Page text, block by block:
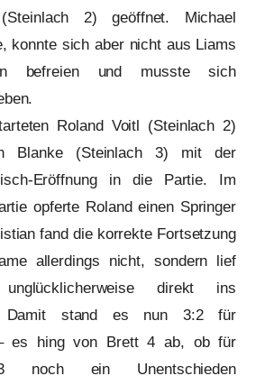
2) geöffnet. Michael
konnte sich aber nicht aus Liams
befreien und musste sich
Roland Voitl (Steinlach 2)
Blanke (Steinlach 3) mit der
Eröffnung in die Partie. Im
opferte Roland einen Springer
fand die korrekte Fortsetzung
allerdings nicht, sondern lief
unglücklicherweise direkt ins
Damit stand es nun 3:2 für
es hing von Brett 4 ab, ob für
noch ein Unentschieden